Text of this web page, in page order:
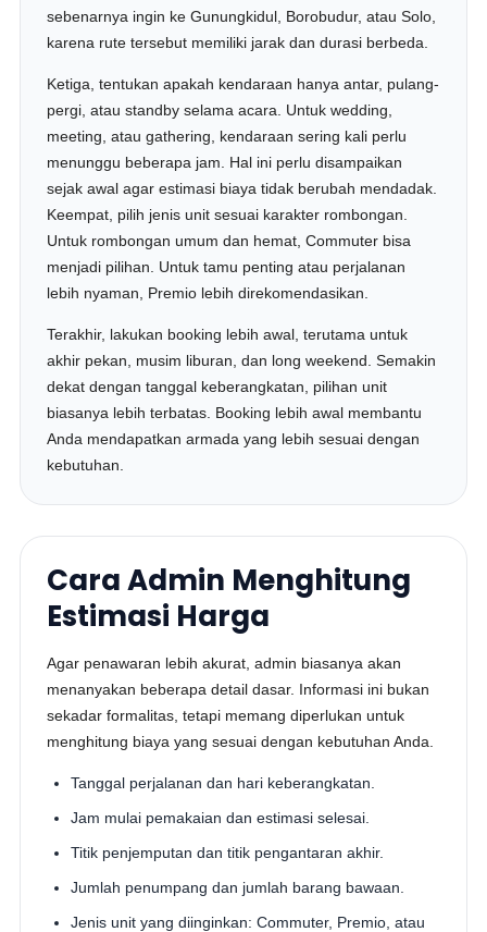
sebenarnya ingin ke Gunungkidul, Borobudur, atau Solo,
karena rute tersebut memiliki jarak dan durasi berbeda.
Ketiga, tentukan apakah kendaraan hanya antar, pulang-
pergi, atau standby selama acara. Untuk wedding,
meeting, atau gathering, kendaraan sering kali perlu
menunggu beberapa jam. Hal ini perlu disampaikan
sejak awal agar estimasi biaya tidak berubah mendadak.
Keempat, pilih jenis unit sesuai karakter rombongan.
Untuk rombongan umum dan hemat, Commuter bisa
menjadi pilihan. Untuk tamu penting atau perjalanan
lebih nyaman, Premio lebih direkomendasikan.
Terakhir, lakukan booking lebih awal, terutama untuk
akhir pekan, musim liburan, dan long weekend. Semakin
dekat dengan tanggal keberangkatan, pilihan unit
biasanya lebih terbatas. Booking lebih awal membantu
Anda mendapatkan armada yang lebih sesuai dengan
kebutuhan.
Cara Admin Menghitung
Estimasi Harga
Agar penawaran lebih akurat, admin biasanya akan
menanyakan beberapa detail dasar. Informasi ini bukan
sekadar formalitas, tetapi memang diperlukan untuk
menghitung biaya yang sesuai dengan kebutuhan Anda.
Tanggal perjalanan dan hari keberangkatan.
Jam mulai pemakaian dan estimasi selesai.
Titik penjemputan dan titik pengantaran akhir.
Jumlah penumpang dan jumlah barang bawaan.
Jenis unit yang diinginkan: Commuter, Premio, atau